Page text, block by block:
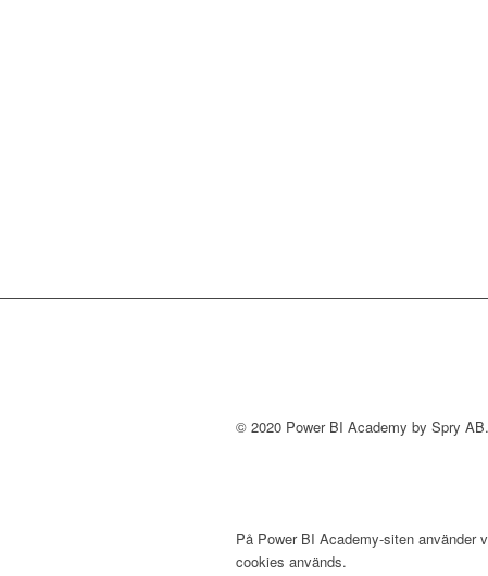
© 2020 Power BI Academy by Spry
På Power BI Academy-siten
cookies används.